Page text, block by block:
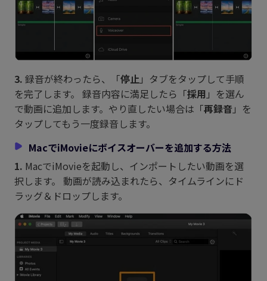
3. 録音が終わったら、「停止」タブをタップして手順
を完了します。 録音内容に満足したら「採用 」を選ん
で動画に追加します。やり直したい場合は「再録音 」を
タップしてもう一度録音します。
MacでiMovieにボイスオーバーを追加する方法
1. MacでiMovieを起動し、インポートしたい動画を選
択します。 動画が読み込まれたら、タイムラインにド
ラッグ＆ドロップします。